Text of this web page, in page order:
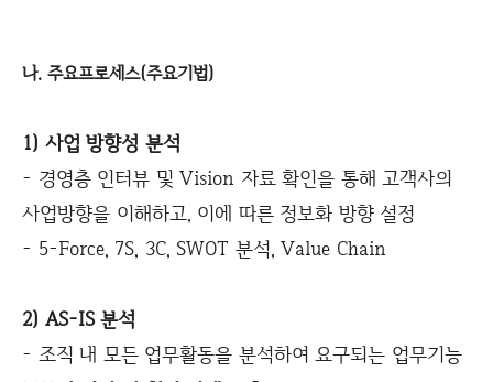
나. 주요프로세스(주요기법)
1) 사업 방향성 분석
- 경영층 인터뷰 및 Vision 자료 확인을 통해 고객사의
사업방향을 이해하고, 이에 따른 정보화 방향 설정
- 5-Force, 7S, 3C, SWOT 분석, Value Chain
2) AS-IS 분석
- 조직 내 모든 업무활동을 분석하여 요구되는 업무기능